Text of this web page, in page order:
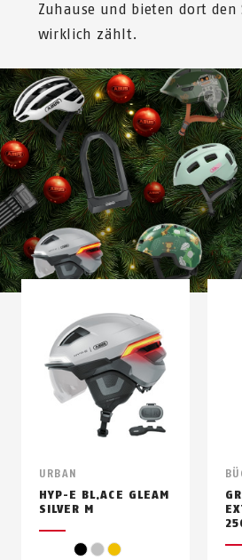
Zuhause und bieten dort den
wirklich zählt.
URBAN
HYP-E BL.ACE GLEAM
SILVER M
schwarz
silber
gelb